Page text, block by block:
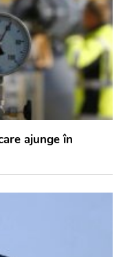
ajunge în